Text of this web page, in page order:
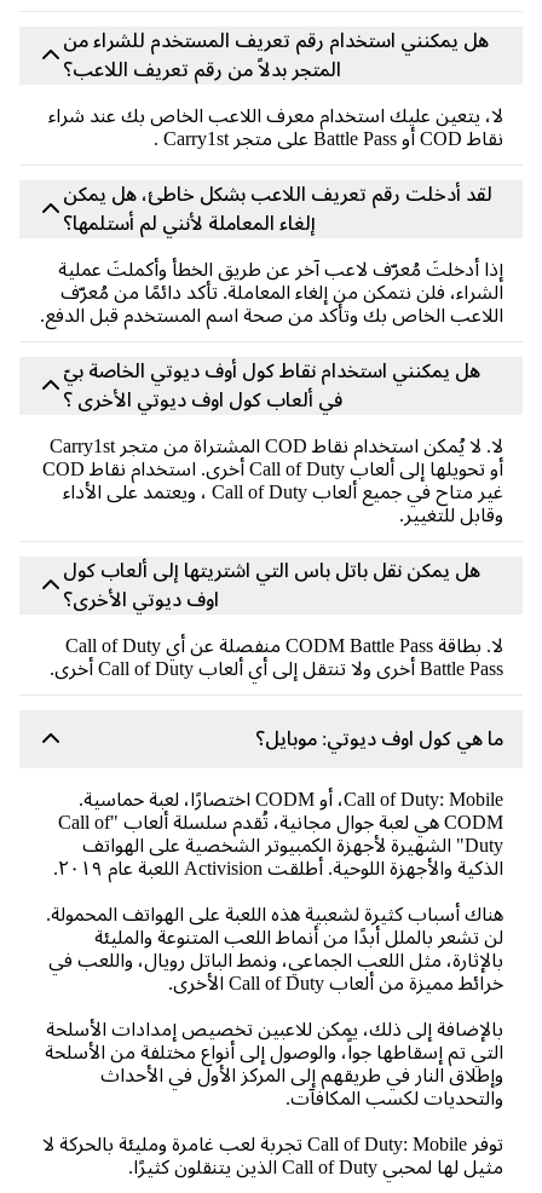
هل يمكنني استخدام رقم تعريف المستخدم للشراء من
المتجر بدلاً من رقم تعريف اللاعب؟
لا، يتعين عليك استخدام معرف اللاعب الخاص بك عند شراء
نقاط COD أو Battle Pass على متجر Carry1st .
لقد أدخلت رقم تعريف اللاعب بشكل خاطئ، هل يمكن
إلغاء المعاملة لأنني لم أستلمها؟
إذا أدخلتَ مُعرّف لاعب آخر عن طريق الخطأ وأكملتَ عملية
الشراء، فلن نتمكن من إلغاء المعاملة. تأكد دائمًا من مُعرّف
اللاعب الخاص بك وتأكد من صحة اسم المستخدم قبل الدفع.
هل يمكنني استخدام نقاط كول أوف ديوتي الخاصة بيّ
في ألعاب كول اوف ديوتي الأخرى ؟
لا. لا يُمكن استخدام نقاط COD المشتراة من متجر Carry1st
أو تحويلها إلى ألعاب Call of Duty أخرى. استخدام نقاط COD
غير متاح في جميع ألعاب Call of Duty ، ويعتمد على الأداء
وقابل للتغيير.
هل يمكن نقل باتل باس التي اشتريتها إلى ألعاب كول
اوف ديوتي الأخرى؟
لا. بطاقة CODM Battle Pass منفصلة عن أي Call of Duty
Battle Pass أخرى ولا تنتقل إلى أي ألعاب Call of Duty أخرى.
ما هي كول اوف ديوتي: موبايل؟
Call of Duty: Mobile، أو CODM اختصارًا، لعبة حماسية.
CODM هي لعبة جوال مجانية، تُقدم سلسلة ألعاب "Call of
Duty" الشهيرة لأجهزة الكمبيوتر الشخصية على الهواتف
الذكية والأجهزة اللوحية. أطلقت Activision اللعبة عام ٢٠١٩.
هناك أسباب كثيرة لشعبية هذه اللعبة على الهواتف المحمولة.
لن تشعر بالملل أبدًا من أنماط اللعب المتنوعة والمليئة
بالإثارة، مثل اللعب الجماعي، ونمط الباتل رويال، واللعب في
خرائط مميزة من ألعاب Call of Duty الأخرى.
بالإضافة إلى ذلك، يمكن للاعبين تخصيص إمدادات الأسلحة
التي تم إسقاطها جواً، والوصول إلى أنواع مختلفة من الأسلحة
وإطلاق النار في طريقهم إلى المركز الأول في الأحداث
والتحديات لكسب المكافآت.
توفر Call of Duty: Mobile تجربة لعب غامرة ومليئة بالحركة لا
مثيل لها لمحبي Call of Duty الذين يتنقلون كثيرًا.